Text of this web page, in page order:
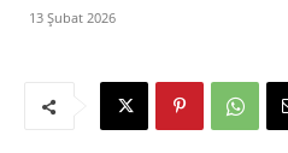
13 Şubat 2026